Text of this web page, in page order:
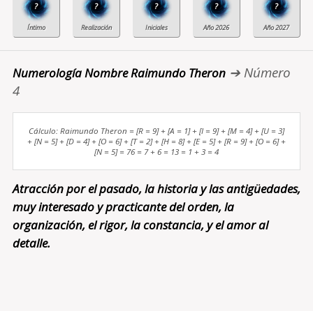
? ? ? ? ?
Numerología Nombre Raimundo Theron➔ Número
4
Cálculo: Raimundo Theron = [R = 9] + [A = 1] + [I = 9] + [M = 4] + [U = 3]
+ [N = 5] + [D = 4] + [O = 6] + [T = 2] + [H = 8] + [E = 5] + [R = 9] + [O = 6] +
[N = 5] = 76 = 7 + 6 = 13 = 1 + 3 = 4
Atracción por el pasado, la historia y las antigüedades,
muy interesado y practicante del orden, la
organización, el rigor, la constancia, y el amor al
detalle.